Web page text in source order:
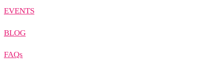
EVENTS
BLOG
FAQs